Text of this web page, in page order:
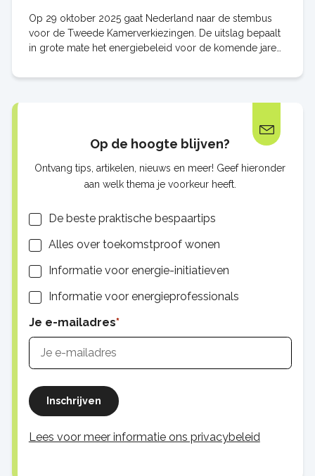
Op 29 oktober 2025 gaat Nederland naar de stembus
voor de Tweede Kamerverkiezingen. De uitslag bepaalt
in grote mate het energiebeleid voor de komende jaren.
Op de hoogte blijven?
Ontvang tips, artikelen, nieuws en meer! Geef hieronder
aan welk thema je voorkeur heeft.
LijstenDe beste praktische bespaartips
Alles over toekomstproof wonen
Informatie voor energie-initiatieven
Informatie voor energieprofessionals
Je e-mailadres
Inschrijven
Lees voor meer informatie ons privacybeleid